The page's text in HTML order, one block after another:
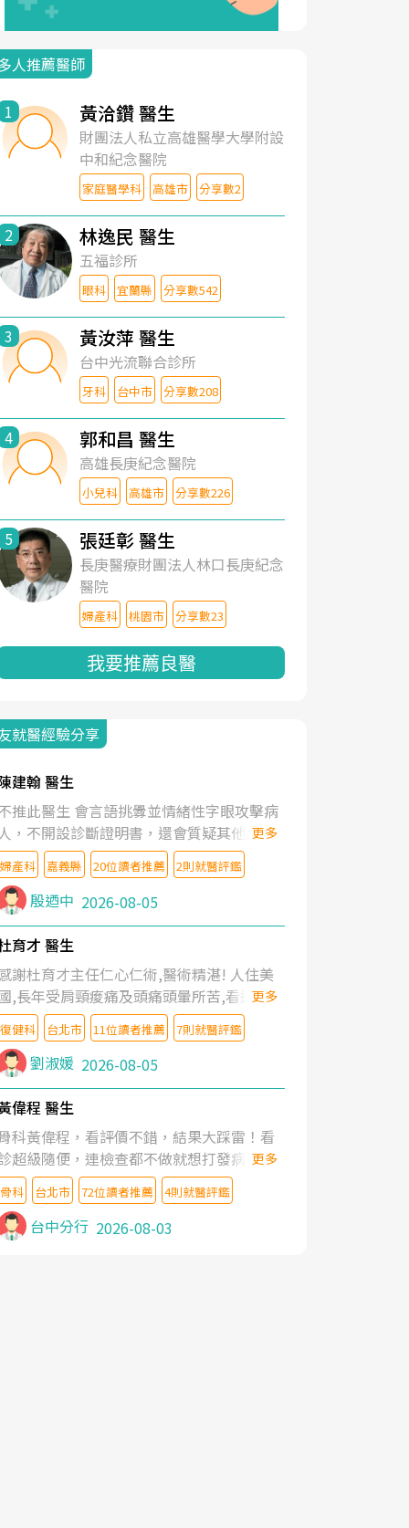
人推薦醫師
1 黃洽鑽 醫生
財團法人私立高雄醫學大學附設
中和紀念醫院
家庭醫學科 高雄市 分享數2
2 林逸民 醫生
五福診所
眼科 宜蘭縣 分享數542
3 黃汝萍 醫生
台中光流聯合診所
牙科 台中市 分享數208
4 郭和昌 醫生
高雄長庚紀念醫院
小兒科 高雄市 分享數226
5 張廷彰 醫生
長庚醫療財團法人林口長庚紀念
醫院
婦產科 桃園市 分享數23
我要推薦良醫
就醫經驗分享
建翰 醫生
推此醫生 會言語挑釁並情緒性字眼攻擊病
，不開設診斷證明書，還會質疑其他醫生
判斷！
更多
婦產科 嘉義縣 20位讀者推薦 2則就醫評鑑
殷迺中 2026-08-05
育才 醫生
謝杜育才主任仁心仁術,醫術精湛! 人住美
,長年受肩頸痠痛及頭痛頭暈所苦,看遍名醫
授,做了各種檢查,也嘗試過西醫打針,中醫
灸及物理徒手治療都沒有用,後來連吃到嗎
類止痛藥都效果有限,只是壓症狀,沒多久就
起來,多年失眠嚴重影響生活品質. 台灣親
介紹忠孝醫院杜育才主任是頸頭症候群專
,上網搜尋杜主任相關文章新聞跟網路評價
後,下定決心飛回台北找杜醫師診治. 杜主
的乾針跟增生治療真的很厲害,第一次乾針
覺得整個肩頸鬆開,回家特別好睡,經過幾次
療,長年頑疾已經好了大半,杜主任除了打針
厲害,還會一直交代要改善姿勢跟好好做運
更多
復健科 台北市 11位讀者推薦 7則就醫評鑑
劉淑媛 2026-08-05
偉程 醫生
科黃偉程，看評價不錯，結果大踩雷！看
超級隨便，連檢查都不做就想打發病人，
好大的官威 ... 想詢問病情還被陰陽怪氣嘲
一番。可能好評帶來的大頭症，變得自負
尊重病人。醫術也不行，畢竟連檢查都懶
做，治療會有用才怪。大家避雷吧！
更多
骨科 台北市 72位讀者推薦 4則就醫評鑑
台中分行 2026-08-03